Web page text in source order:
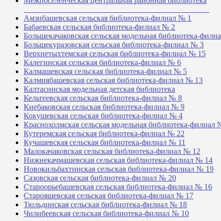
Амзибашевская сельская библиотека-филиал № 1
Бабаевская сельская библиотека-филиал № 2
Большекачаковская сельская модельная библиотека-
Большекуразовская сельская библиотека-филиал № 3
Верхнетыхтемская сельская библиотека-филиал № 15
Калегинская сельская библиотека-филиал № 6
Калмашевская сельская библиотека-филиал № 5
Калмиябашевская сельская библиотека-филиал № 13
Калтасинская модельная детская библиотека
Кельтеевская сельская библиотека-филиал № 8
Киебаковская сельская библиотека-филиал № 9
Кокушевская сельская библиотека-филиал № 4
Краснохолмская сельская модельная библиотека-филиал
Кутеремская сельская библиотека-филиал № 22
Кучашевская сельская библиотека-филиал № 11
Малокачаковская сельская библиотека-филиал № 12
Нижнекачмашевская сельская библиотека-филиал № 14
Новокильбахтинская сельская библиотека-филиал № 19
Сазовская сельская библиотека-филиал № 20
Староорьебашевская сельская библиотека-филиал № 16
Старояшевская сельская библиотека-филиал № 17
Тюльдинская сельская библиотека-филиал № 18
Чилибеевская сельская библиотека-филиал № 10